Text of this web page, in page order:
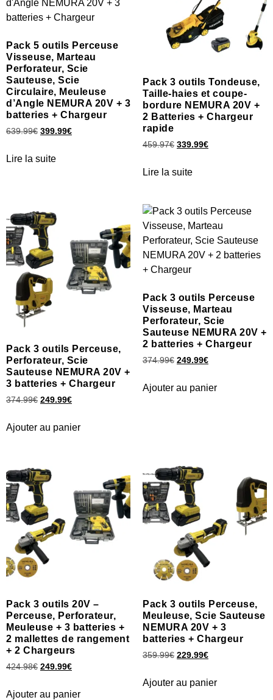
Pack 5 outils Perceuse
Visseuse, Marteau
Perforateur, Scie
Sauteuse, Scie
Circulaire, Meuleuse
d’Angle NEMURA 20V + 3
batteries + Chargeur
639.99€ 399.99€
Lire la suite
Pack 3 outils Tondeuse,
Taille-haies et coupe-
bordure NEMURA 20V +
2 Batteries + Chargeur
rapide
459.97€ 339.99€
Lire la suite
Pack 3 outils Perceuse,
Perforateur, Scie
Sauteuse NEMURA 20V +
3 batteries + Chargeur
374.99€ 249.99€
Ajouter au panier
Pack 3 outils Perceuse
Visseuse, Marteau
Perforateur, Scie
Sauteuse NEMURA 20V +
2 batteries + Chargeur
374.99€ 249.99€
Ajouter au panier
Pack 3 outils 20V –
Perceuse, Perforateur,
Meuleuse + 3 batteries +
2 mallettes de rangement
+ 2 Chargeurs
424.98€ 249.99€
Ajouter au panier
Pack 3 outils Perceuse,
Meuleuse, Scie Sauteuse
NEMURA 20V + 3
batteries + Chargeur
359.99€ 229.99€
Ajouter au panier